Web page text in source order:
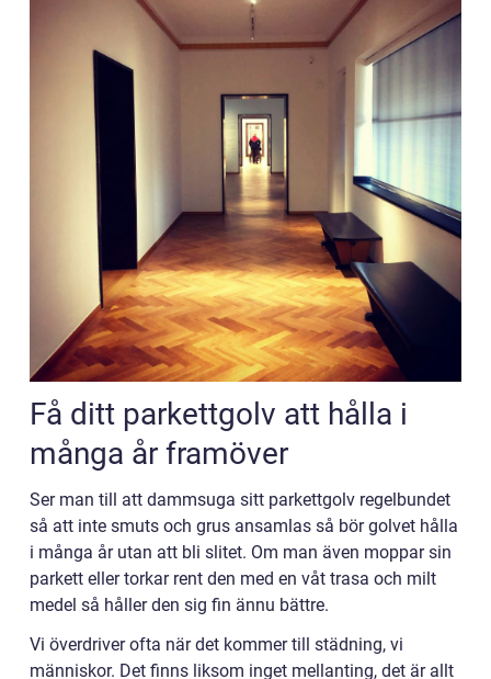
Få ditt parkettgolv att hålla i
många år framöver
Ser man till att dammsuga sitt parkettgolv regelbundet
så att inte smuts och grus ansamlas så bör golvet hålla
i många år utan att bli slitet. Om man även moppar sin
parkett eller torkar rent den med en våt trasa och milt
medel så håller den sig fin ännu bättre.
Vi överdriver ofta när det kommer till städning, vi
människor. Det finns liksom inget mellanting, det är allt